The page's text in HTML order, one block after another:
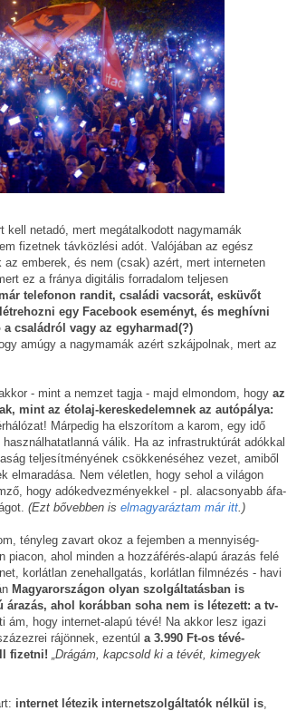
kell netadó, mert megátalkodott nagymamák
fizetnek távközlési adót. Valójában az egész
emberek, és nem (csak) azért, mert interneten
ez a fránya digitális forradalom teljesen
telefonon randit, családi vacsorát, esküvőt
egy Facebook eseményt, és meghívni
családról vagy az egyharmad(?)
amúgy a nagymamák azért szkájpolnak, mert az
- mint a nemzet tagja - majd elmondom, hogy az
mint az étolaj-kereskedelemnek az autópálya:
Márpedig ha elszorítom a karom, egy idő
válik. Ha az infrastruktúrát adókkal
teljesítményének csökkenéséhez vezet, amiből
elmaradása. Nem véletlen, hogy sehol a világon
hogy adókedvezményekkel - pl. alacsonyabb áfa-
(Ezt bővebben is elmagyaráztam már itt .)
tényleg zavart okoz a fejemben a mennyiség-
piacon, ahol minden a hozzáférés-alapú árazás felé
korlátlan zenehallgatás, korlátlan filmnézés - havi
Magyarországon olyan szolgáltatásban is
ahol korábban soha nem is létezett: a tv-
ám, hogy internet-alapú tévé! Na akkor lesz igazi
rájönnek, ezentúl a 3.990 Ft-os tévé-
fizetni! „Drágám, kapcsold ki a tévét, kimegyek
internet létezik internetszolgáltatók nélkül is